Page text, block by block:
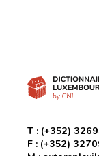
T : (+352)
F : (+352)